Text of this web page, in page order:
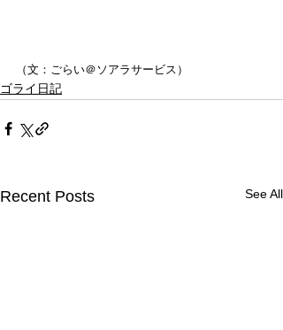
（文：ごらい＠ソアラサービス）
ゴライ日記
Recent Posts See All